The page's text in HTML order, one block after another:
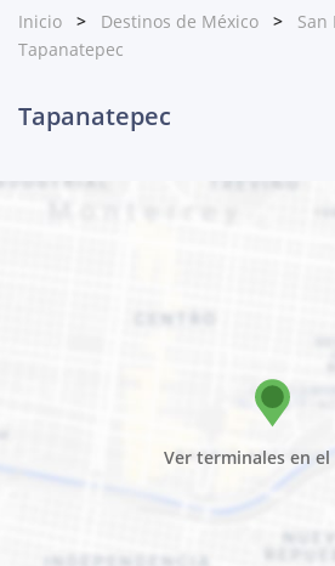
Inicio Destinos de México
San
Tapanatepec
Tapanatepec
Ver terminales en el